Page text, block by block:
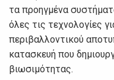
τα προηγμένα
όλες τις τεχνολογίες
περιβαλλοντικού
κατασκευή που
βιωσιμότητας.